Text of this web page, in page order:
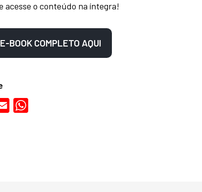
acesse o conteúdo na íntegra!
BOOK COMPLETO AQUI
Email